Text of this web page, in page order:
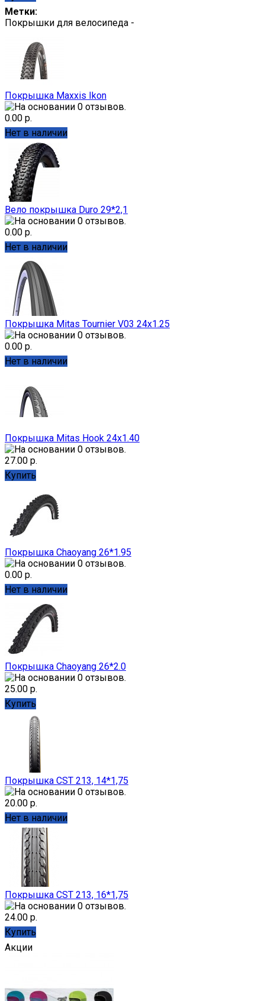
Метки:
Покрышки для велосипеда -
Покрышка Maxxis Ikon
0.00 р.
Нет в наличии
Вело покрышка Duro 29*2,1
0.00 р.
Нет в наличии
Покрышка Mitas Tournier V03 24x1.25
0.00 р.
Нет в наличии
Покрышка Mitas Hook 24x1.40
27.00 р.
Купить
Покрышка Chaoyang 26*1.95
0.00 р.
Нет в наличии
Покрышка Chaoyang 26*2.0
25.00 р.
Купить
Покрышка CST 213, 14*1,75
20.00 р.
Нет в наличии
Покрышка CST 213, 16*1,75
24.00 р.
Купить
Акции